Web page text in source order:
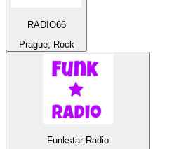
RADIO66
Prague, Rock
Funkstar Radio